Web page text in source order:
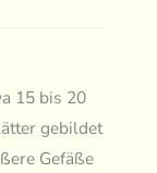
15 bis 20
gebildet
Gefäße